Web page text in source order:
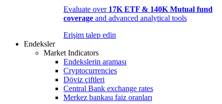
Evaluate over 17K ETF & 140K Mutual fund
coverage and advanced analytical tools
Erişim talep edin
Endeksler
Market Indicators
Endekslerin araması
Cryptocurrencies
Döviz çiftleri
Central Bank exchange rates
Merkez bankası faiz oranları